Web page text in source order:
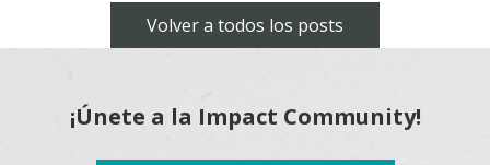
Volver a todos los posts
¡Únete a la Impact Community!